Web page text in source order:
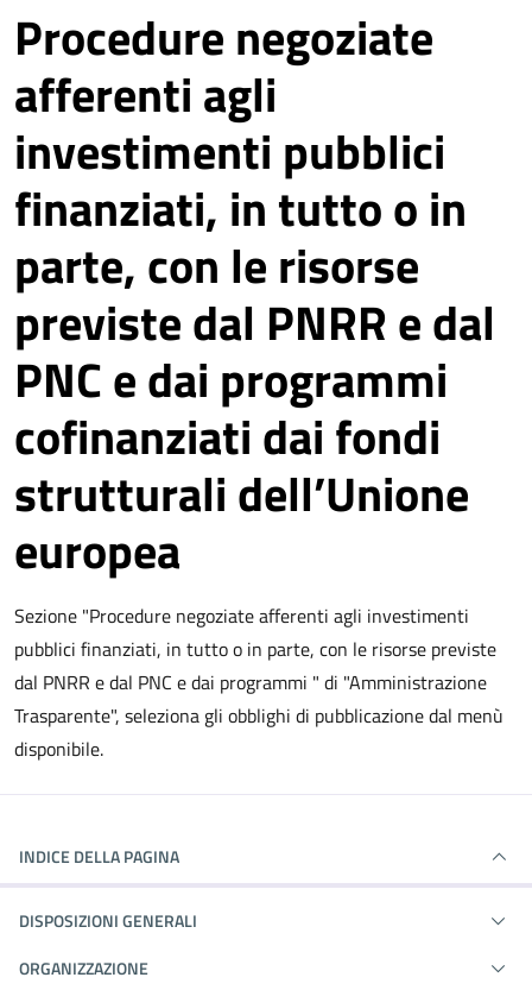
Procedure negoziate
afferenti agli
investimenti pubblici
finanziati, in tutto o in
parte, con le risorse
previste dal PNRR e dal
PNC e dai programmi
cofinanziati dai fondi
strutturali dell’Unione
europea
Sezione "Procedure negoziate afferenti agli investimenti
pubblici finanziati, in tutto o in parte, con le risorse previste
dal PNRR e dal PNC e dai programmi " di "Amministrazione
Trasparente", seleziona gli obblighi di pubblicazione dal menù
disponibile.
INDICE DELLA PAGINA
DISPOSIZIONI GENERALI
ORGANIZZAZIONE